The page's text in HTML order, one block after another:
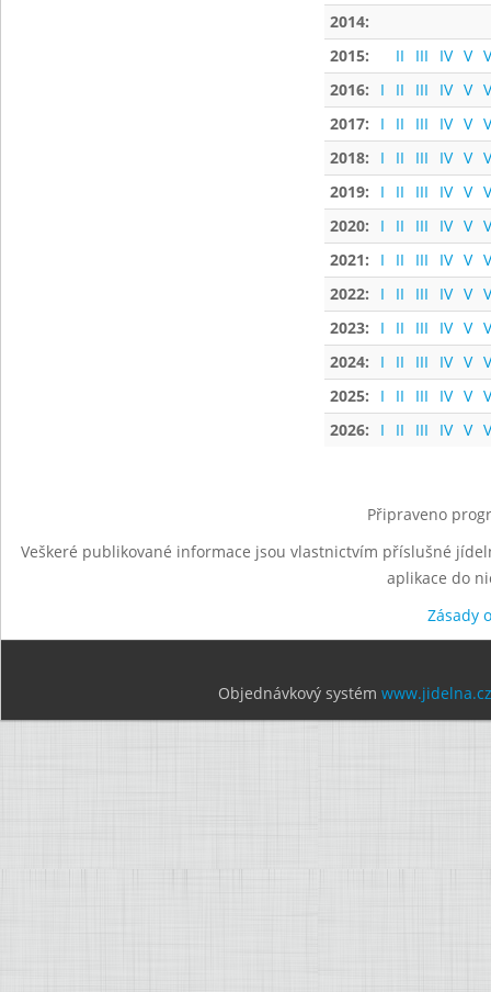
2014:
2015:
II III IV V
2016:
I II III IV V
2017:
I II III IV V
2018:
I II III IV V
2019:
I II III IV V
2020:
I II III IV V
2021:
I II III IV V
2022:
I II III IV V
2023:
I II III IV V
2024:
I II III IV V
2025:
I II III IV V
2026:
I II III IV V
Připraveno
Veškeré publikované informace jsou vlastnictvím příslušné
aplikace do
Zásady
Objednávkový systém www.jidelna.cz